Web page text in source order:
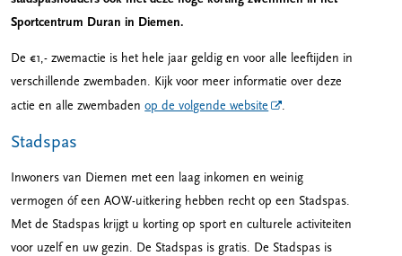
Sportcentrum Duran in Diemen.
De €1,- zwemactie is het hele jaar geldig en voor alle leeftijden in
verschillende zwembaden. Kijk voor meer informatie over deze
actie en alle zwembadenop de volgende website .
Stadspas
Inwoners van Diemen met een laag inkomen en weinig
vermogen óf een AOW-uitkering hebben recht op een Stadspas.
Met de Stadspas krijgt u korting op sport en culturele activiteiten
voor uzelf en uw gezin. De Stadspas is gratis. De Stadspas is